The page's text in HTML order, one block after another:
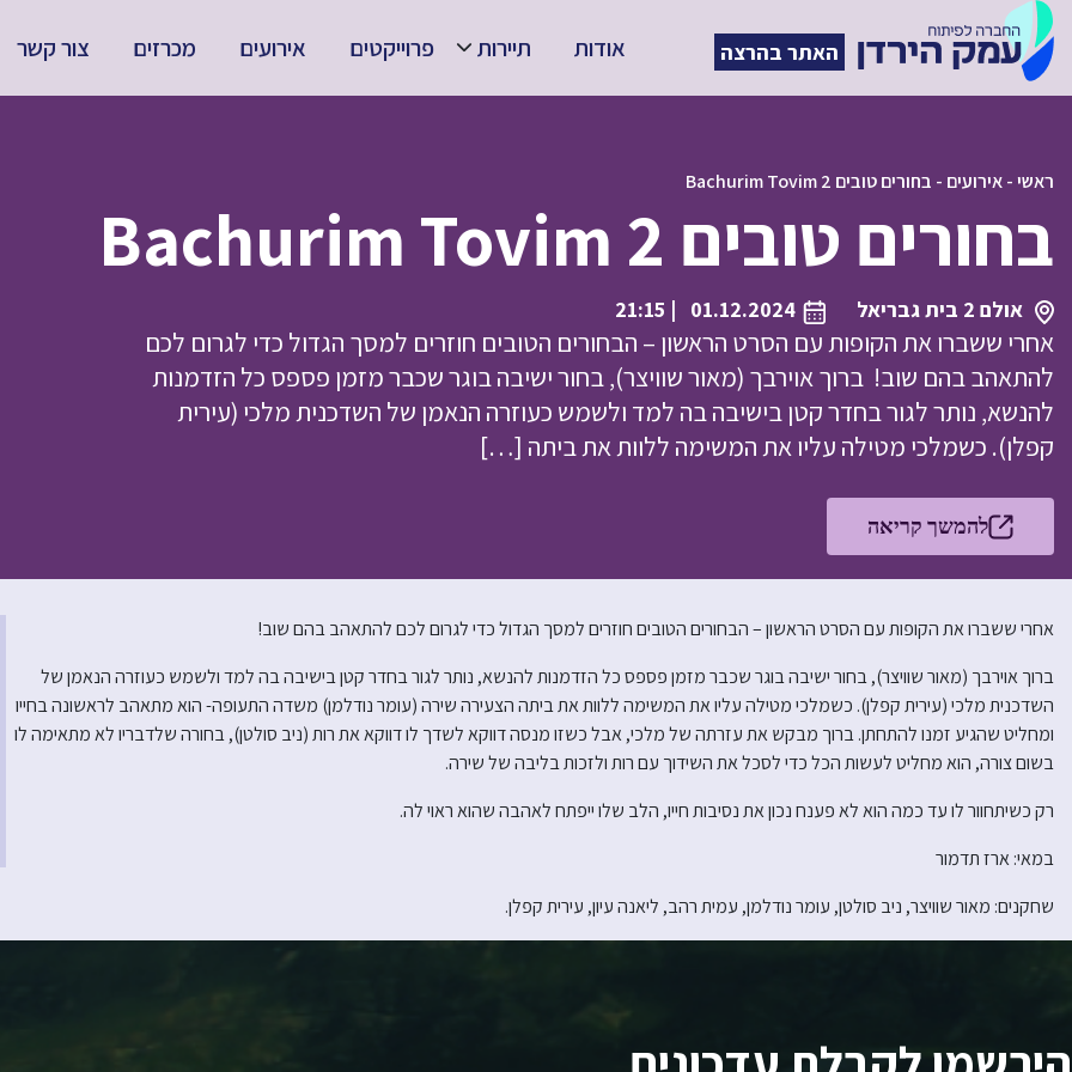
האתר בהרצה אודות תיירות פרוייקטים אירועים מכרזים צור קשר
ראשי-אירועים - בחורים טובים Bachurim Tovim 2
בחורים טובים Bachurim Tovim 2
אולם 2 בית גבריאל 01.12.2024
| 21:15
אחרי ששברו את הקופות עם הסרט הראשון – הבחורים הטובים חוזרים למסך הגדול כדי לגרום לכם
להתאהב בהם שוב! ברוך אוירבך (מאור שוויצר), בחור ישיבה בוגר שכבר מזמן פספס כל הזדמנות
להנשא, נותר לגור בחדר קטן בישיבה בה למד ולשמש כעוזרה הנאמן של השדכנית מלכי (עירית
קפלן). כשמלכי מטילה עליו את המשימה ללוות את ביתה […]
להמשך קריאה
אחרי ששברו את הקופות עם הסרט הראשון – הבחורים הטובים חוזרים למסך הגדול כדי לגרום לכם להתאהב בהם שוב!
ברוך אוירבך (מאור שוויצר), בחור ישיבה בוגר שכבר מזמן פספס כל הזדמנות להנשא, נותר לגור בחדר קטן בישיבה בה למד ולשמש כעוזרה הנאמן של
השדכנית מלכי (עירית קפלן). כשמלכי מטילה עליו את המשימה ללוות את ביתה הצעירה שירה (עומר נודלמן) משדה התעופה- הוא מתאהב לראשונה בחייו
ומחליט שהגיע זמנו להתחתן. ברוך מבקש את עזרתה של מלכי, אבל כשזו מנסה דווקא לשדך לו דווקא את רות (ניב סולטן), בחורה שלדבריו לא מתאימה לו
בשום צורה, הוא מחליט לעשות הכל כדי לסכל את השידוך עם רות ולזכות בליבה של שירה.
רק כשיתחוור לו עד כמה הוא לא פענח נכון את נסיבות חייו, הלב שלו ייפתח לאהבה שהוא ראוי לה.
במאי: ארז תדמור
שחקנים: מאור שוויצר, ניב סולטן, עומר נודלמן, עמית רהב, ליאנה עיון, עירית קפלן.